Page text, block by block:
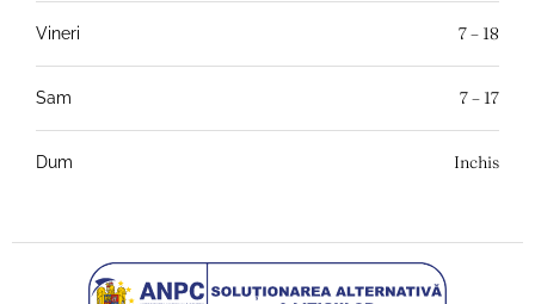
Vineri 7 – 18
Sam 7 – 17
Dum Inchis